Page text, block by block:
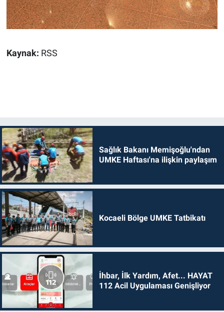
Kaynak: RSS
Sağlık Bakanı Memişoğlu'ndan
UMKE Haftası'na ilişkin paylaşım
Kocaeli Bölge UMKE Tatbikatı
İhbar, İlk Yardım, Afet... HAYAT
112 Acil Uygulaması Genişliyor